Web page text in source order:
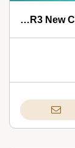
مول DIG R3 العاصمة الإدارية 2026 Mall DIG R3 New Capital